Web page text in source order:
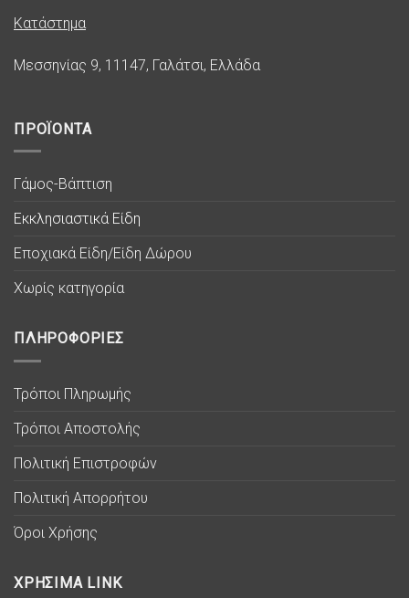
Κατάστημα
Μεσσηνίας 9, 11147, Γαλάτσι, Ελλάδα
ΠΡΟΪΟΝΤΑ
Γάμος-Βάπτιση
Εκκλησιαστικά Είδη
Εποχιακά Είδη/Είδη Δώρου
Χωρίς κατηγορία
ΠΛΗΡΟΦΟΡΙΕΣ
Τρόποι Πληρωμής
Τρόποι Αποστολής
Πολιτική Επιστροφών
Πολιτική Απορρήτου
Όροι Χρήσης
ΧΡΗΣΙΜΑ LINK